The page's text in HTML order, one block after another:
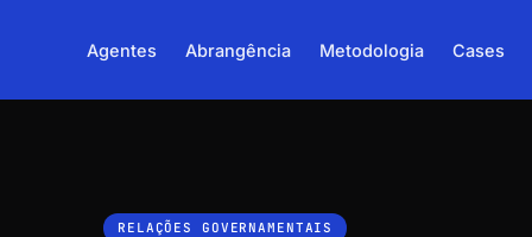
Agentes Abrangência Metodologia Cases
RELAÇÕES GOVERNAMENTAIS